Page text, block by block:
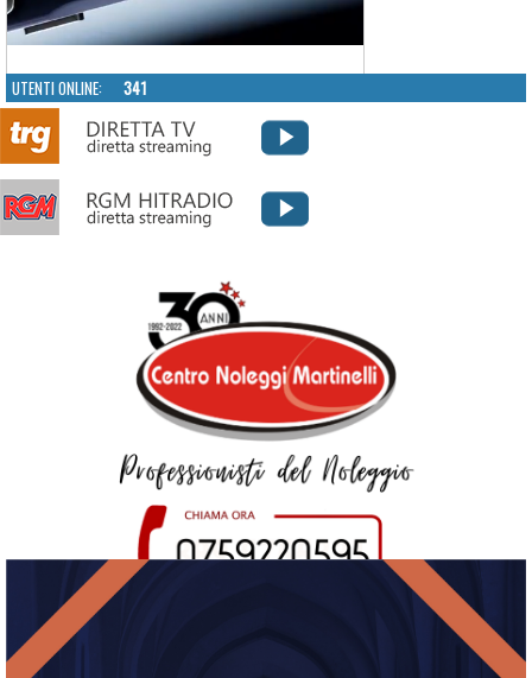
UTENTI ONLINE: 341